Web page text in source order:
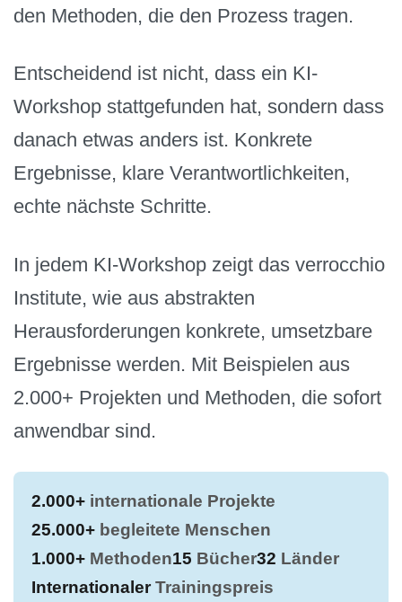
den Methoden, die den Prozess tragen.
Entscheidend ist nicht, dass ein KI-
Workshop stattgefunden hat, sondern dass
danach etwas anders ist. Konkrete
Ergebnisse, klare Verantwortlichkeiten,
echte nächste Schritte.
In jedem KI-Workshop zeigt das verrocchio
Institute, wie aus abstrakten
Herausforderungen konkrete, umsetzbare
Ergebnisse werden. Mit Beispielen aus
2.000+ Projekten und Methoden, die sofort
anwendbar sind.
2.000+ internationale Projekte
25.000+ begleitete Menschen
1.000+ Methoden15 Bücher32 Länder
InternationalerTrainingspreis